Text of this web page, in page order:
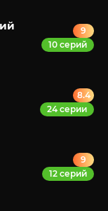
9
10 серий
8.4
24 серии
9
12 серий